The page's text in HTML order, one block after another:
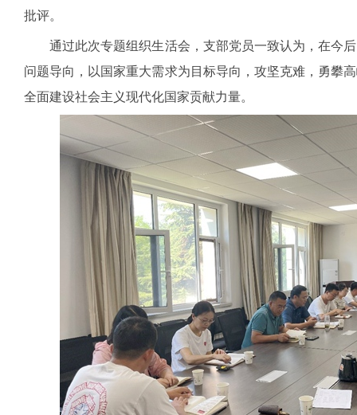
批评。
通过此次专题组织生活会，支部党员一致认为，在今
问题导向，以国家重大需求为目标导向，攻坚克难，勇攀
全面建设社会主义现代化国家贡献力量。